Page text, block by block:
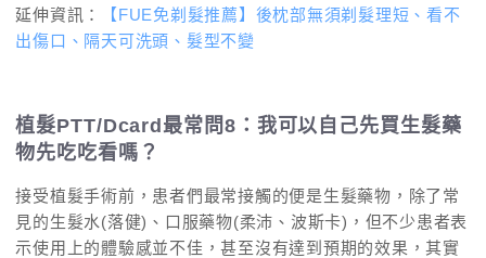
延伸資訊：
【FUE免剃髮推薦】後枕部無須剃髮理短、看不
出傷口、隔天可洗頭、髮型不變
植髮PTT/Dcard最常問8：我可以自己先買生髮藥
物先吃吃看嗎？
接受植髮手術前，患者們最常接觸的便是生髮藥物，除了常
見的生髮水(落健)、口服藥物(柔沛、波斯卡)，但不少患者表
示使用上的體驗感並不佳，甚至沒有達到預期的效果，其實